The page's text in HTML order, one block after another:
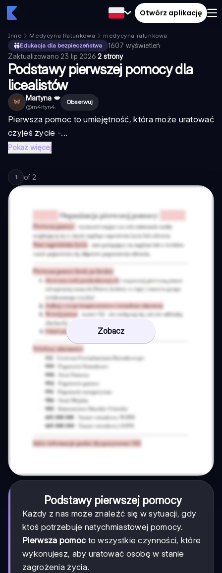
Otwórz aplikację
Inne Medycyna Ratunkowa
medycyna ratunkowa
Edukacja dla bezpieczeństwa
1607 wyświetleń·
Zaktualizowano 23 lip 2026·2 strony
Podstawy pierwszej pomocy dla
licealistów
Martyna 💋
@m4rtyn4.
Obserwuj
Pierwsza pomoc to umiejętność, która może uratować
czyjeś życie -...
Pokaż więcej
1 of 2
Zobacz
Podstawy pierwszej pomocy
Każdy z nas może znaleźć się w sytuacji, gdy
ktoś potrzebuje natychmiastowej pomocy.
Pierwsza pomoc to wszystkie czynności, które
wykonujesz, aby uratować osobę w stanie
zagrożenia życia.